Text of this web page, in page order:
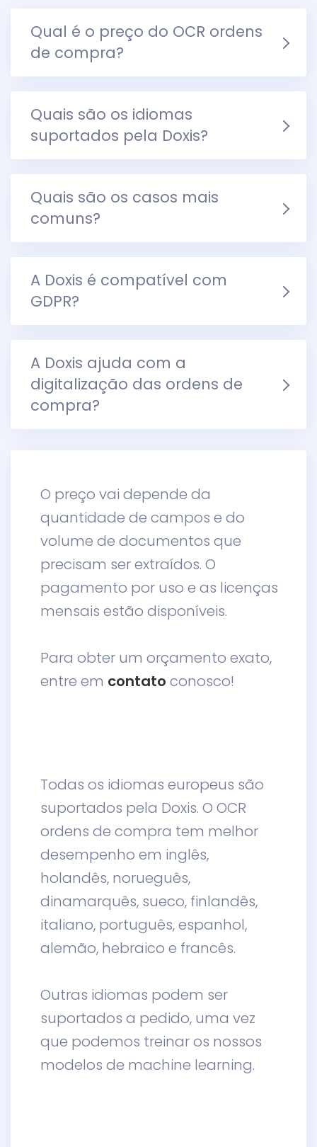
Qual é o preço do OCR ordens
de compra?
Quais são os idiomas
suportados pela Doxis?
Quais são os casos mais
comuns?
A Doxis é compatível com
GDPR?
A Doxis ajuda com a
digitalização das ordens de
compra?
O preço vai depende da
quantidade de campos e do
volume de documentos que
precisam ser extraídos. O
pagamento por uso e as licenças
mensais estão disponíveis.
Para obter um orçamento exato,
entre em contato conosco!
Todas os idiomas europeus são
suportados pela Doxis. O OCR
ordens de compra tem melhor
desempenho em inglês,
holandês, norueguês,
dinamarquês, sueco, finlandês,
italiano, português, espanhol,
alemão, hebraico e francês.
Outras idiomas podem ser
suportados a pedido, uma vez
que podemos treinar os nossos
modelos de machine learning.